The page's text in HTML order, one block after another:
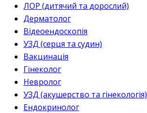
ЛОР (дитячий та дорослий)
Дерматолог
Відеоендоскопія
УЗД (серця та судин)
Вакцинація
Гінеколог
Невролог
УЗД (акушерство та гінекологія)
Ендокринолог